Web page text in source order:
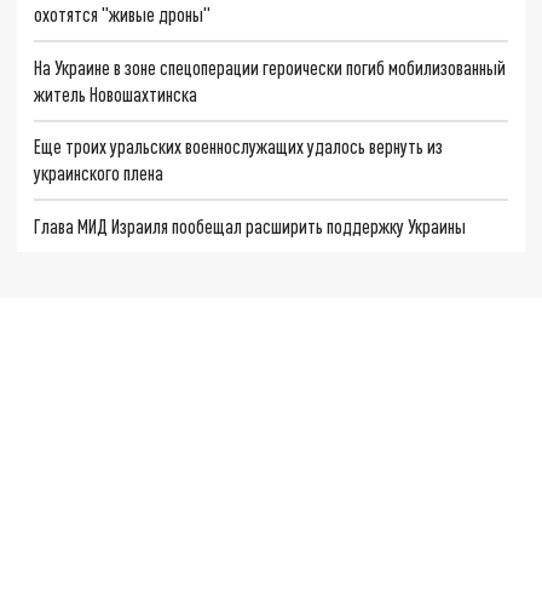
охотятся "живые дроны"
На Украине в зоне спецоперации героически погиб мобилизованный
житель Новошахтинска
Еще троих уральских военнослужащих удалось вернуть из
украинского плена
Глава МИД Израиля пообещал расширить поддержку Украины